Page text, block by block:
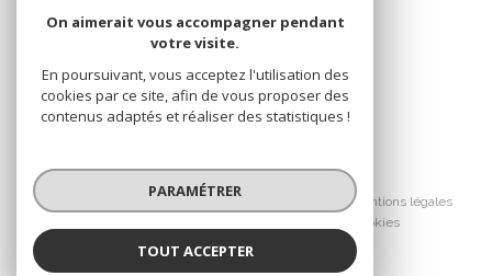
© 2026 | Tous droits réservés
Nos partenaires
Nos honoraires
Mentions légales
Cookies
On aimerait vous accompagner pendant
votre visite.
En poursuivant, vous acceptez l'utilisation des
cookies par ce site, afin de vous proposer des
contenus adaptés et réaliser des statistiques !
PARAMÉTRER
TOUT ACCEPTER